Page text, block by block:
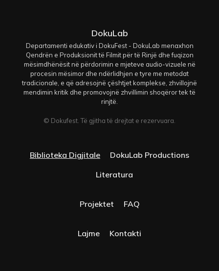
DokuLab
Departamenti edukativ i DokuFest - DokuLab menaxhon
Qendrën e Produksionit të Filmit për të Rinjë dhe fuqizon
mësimdhënësit në përdorimin e mjeteve audio-vizuele në
procesin mësimor dhe ndërlidhjen e tyre me metodat
tradicionale, e që adresojnë çështjet komplekse, zhvillojnë
mendimin kritik dhe promovojnë zhvillimin shoqëror tek të
rinjtë.
© Dokufest. Të gjitha të drejtat e rezervuara.
Biblioteka Digjitale
DokuLab Productions
Literatura
Projektet FAQ
Lajme Kontakti